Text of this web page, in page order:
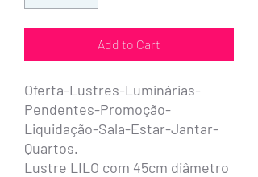
Add to Cart
Oferta-Lustres-Luminárias-
Pendentes-Promoção-
Liquidação-Sala-Estar-Jantar-
Quartos.
Lustre LILO com 45cm diâmetro